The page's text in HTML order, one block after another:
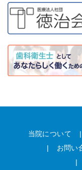
当院について
お問い